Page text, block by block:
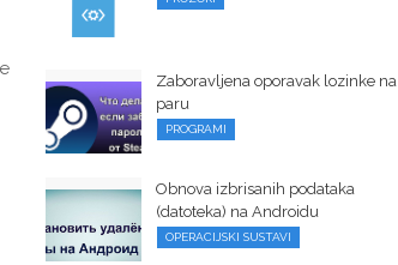
Zaboravljena oporavak lozinke na
paru
PROGRAMI
Obnova izbrisanih podataka
(datoteka) na Androidu
OPERACIJSKI SUSTAVI